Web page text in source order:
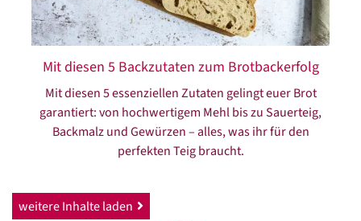
Mit diesen 5 Backzutaten zum Brotbackerfolg
Mit diesen 5 essenziellen Zutaten gelingt euer Brot
garantiert: von hochwertigem Mehl bis zu Sauerteig,
Backmalz und Gewürzen – alles, was ihr für den
perfekten Teig braucht.
weitere Inhalte laden